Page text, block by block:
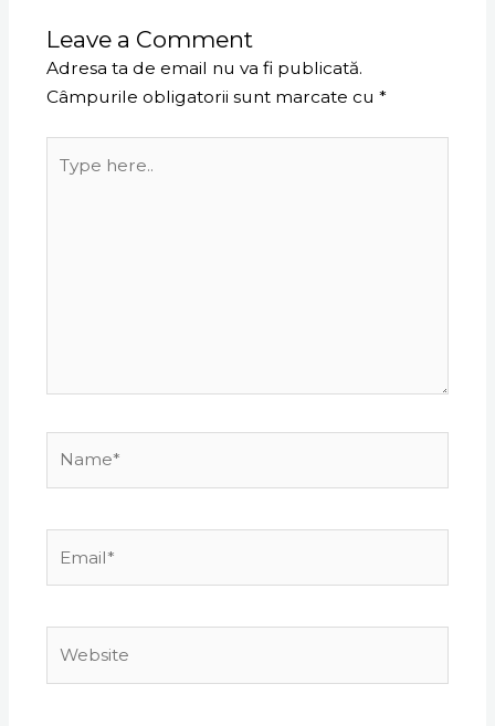
Leave a Comment
Adresa ta de email nu va fi publicată.
Câmpurile obligatorii sunt marcate cu *
here..